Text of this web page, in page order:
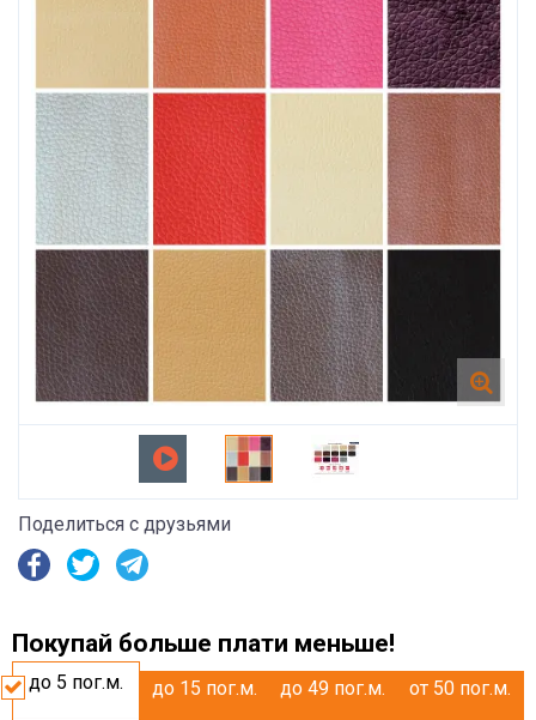
Поделиться с друзьями
Покупай больше плати меньше!
до 5 пог.м. до 15 пог.м. до 49 пог.м. от 50 пог.м.